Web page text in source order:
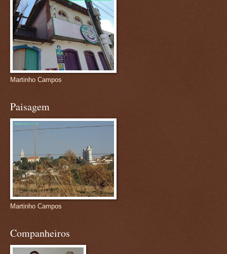
Martinho Campos
Paisagem
Martinho Campos
Companheiros